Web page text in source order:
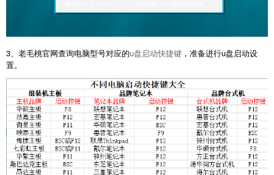
3、老毛桃官网查询电脑型号对应的u盘启动快捷键 ，准备进行u盘启动设
置。